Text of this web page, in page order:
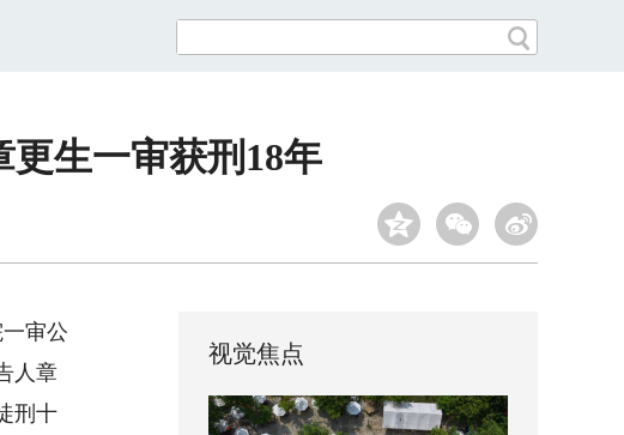
更生一审获刑18年
审公
人章
刑十
视觉焦点